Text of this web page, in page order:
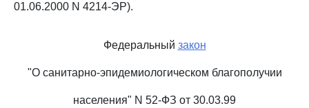
01.06.2000 N 4214-ЭР).
Федеральный закон
"О санитарно-эпидемиологическом благополучии
населения" N 52-ФЗ от 30.03.99